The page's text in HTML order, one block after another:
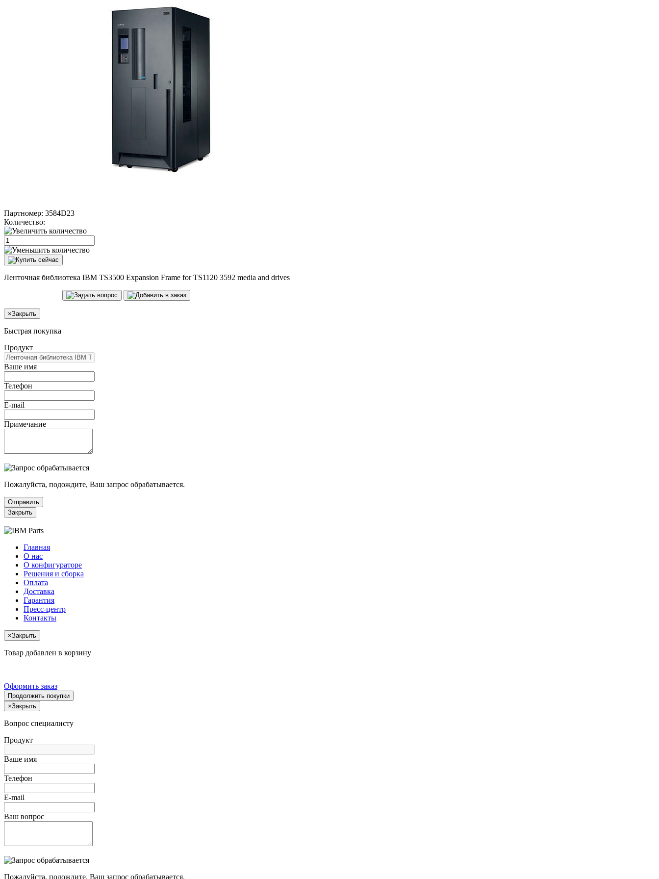
Партномер: 3584D23
Количество:
Ленточная библиотека IBM TS3500 Expansion Frame for TS1120 3592 media and drives
×Закрыть
Быстрая покупка
Продукт
Ваше имя
Телефон
E-mail
Примечание
Пожалуйста, подождите, Ваш запрос обрабатывается.
Отправить
Закрыть
Главная
О нас
О конфигураторе
Решения и сборка
Оплата
Доставка
Гарантия
Пресс-центр
Контакты
×Закрыть
Товар добавлен в корзину
Оформить заказ
Продолжить покупки
×Закрыть
Вопрос специалисту
Продукт
Ваше имя
Телефон
E-mail
Ваш вопрос
Пожалуйста, подождите, Ваш запрос обрабатывается.